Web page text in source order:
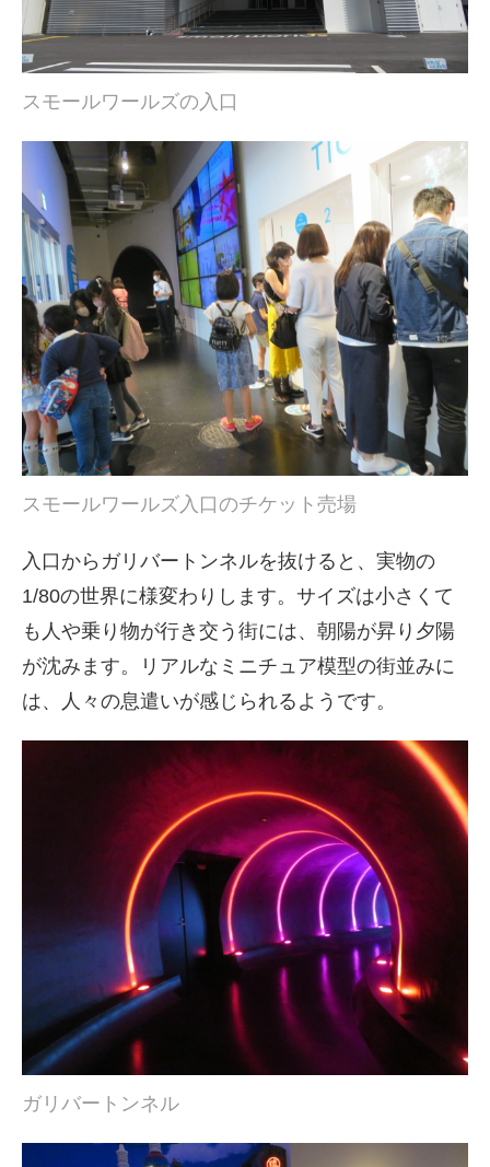
スモールワールズの入口
スモールワールズ入口のチケット売場
入口からガリバートンネルを抜けると、実物の
1/80の世界に様変わりします。サイズは小さくて
も人や乗り物が行き交う街には、朝陽が昇り夕陽
が沈みます。リアルなミニチュア模型の街並みに
は、人々の息遣いが感じられるようです。
ガリバートンネル